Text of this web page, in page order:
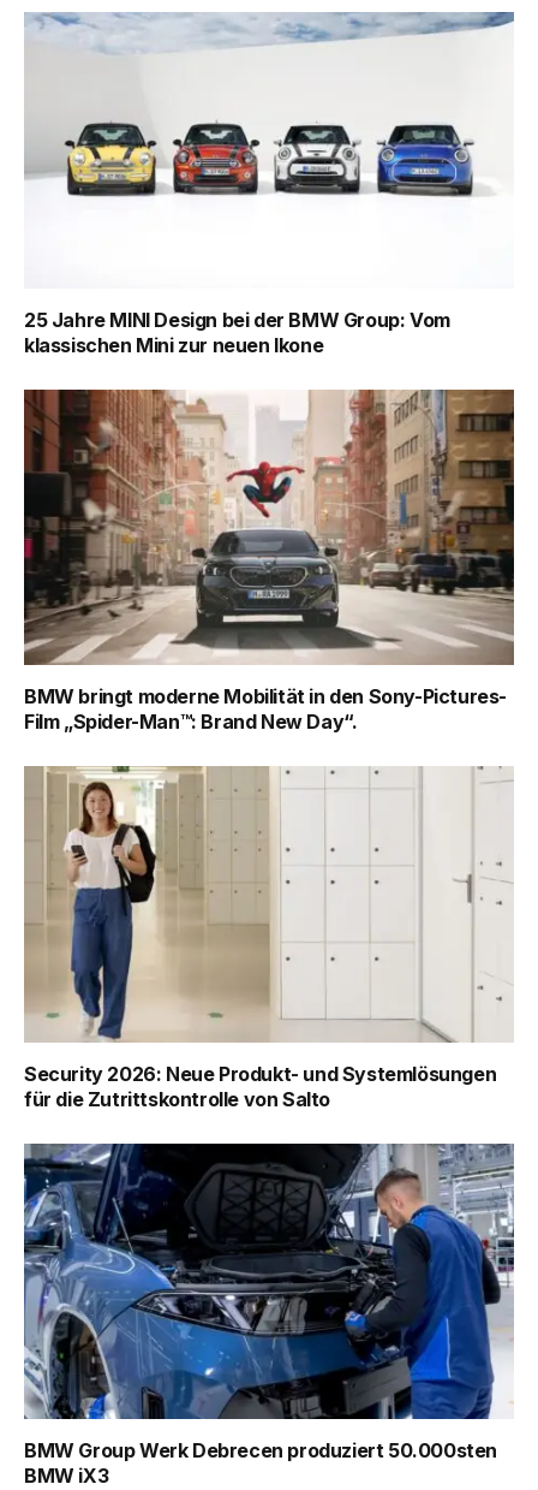
25 Jahre MINI Design bei der BMW Group: Vom
klassischen Mini zur neuen Ikone
BMW bringt moderne Mobilität in den Sony-Pictures-
Film „Spider-Man™: Brand New Day“.
Security 2026: Neue Produkt- und Systemlösungen
für die Zutrittskontrolle von Salto
BMW Group Werk Debrecen produziert 50.000sten
BMW iX3